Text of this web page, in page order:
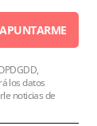
APUNTARME
los datos
noticias de